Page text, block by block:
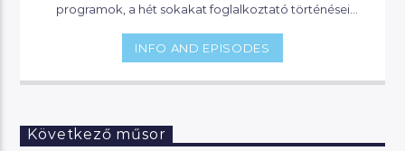
programok, a hét sokakat foglalkoztató történései
foglalsz nálunk.
INFO AND EPISODES
Következő műsor